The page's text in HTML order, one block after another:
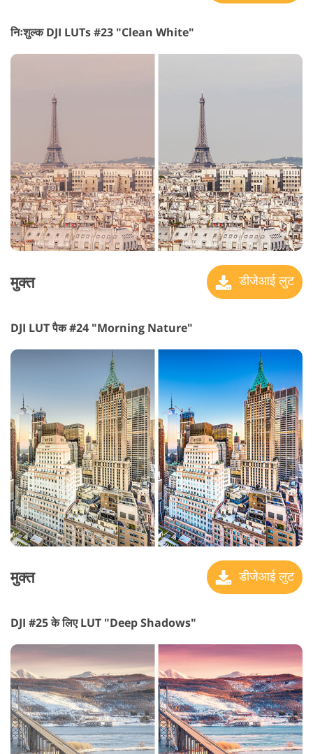
निःशुल्क DJI LUTs #23 "Clean White"
मुक्त डीजेआई लुट
DJI LUT पैक #24 "Morning Nature"
मुक्त डीजेआई लुट
DJI #25 के लिए LUT "Deep Shadows"